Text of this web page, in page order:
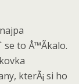
se to Å™Ã­kalo.
kterÃ¡ si ho